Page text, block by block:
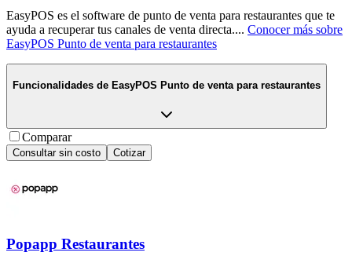
EasyPOS es el software de punto de venta para restaurantes que te
ayuda a recuperar tus canales de venta directa.... Conocer más sobre
EasyPOS Punto de venta para restaurantes
Funcionalidades de EasyPOS Punto de venta para restaurantes
Comparar
Consultar sin costo Cotizar
Popapp Restaurantes